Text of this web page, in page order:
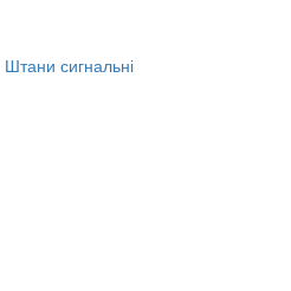
Штани сигнальні